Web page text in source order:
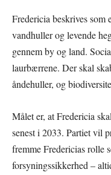
Fredericia beskrives som
vandhuller og levende
gennem by og land.
laurbærrene. Der skal
åndehuller, og
Målet er, at Fredericia
senest i 2033. Partiet vil
fremme Fredericias rolle
forsyningssikkerhed –